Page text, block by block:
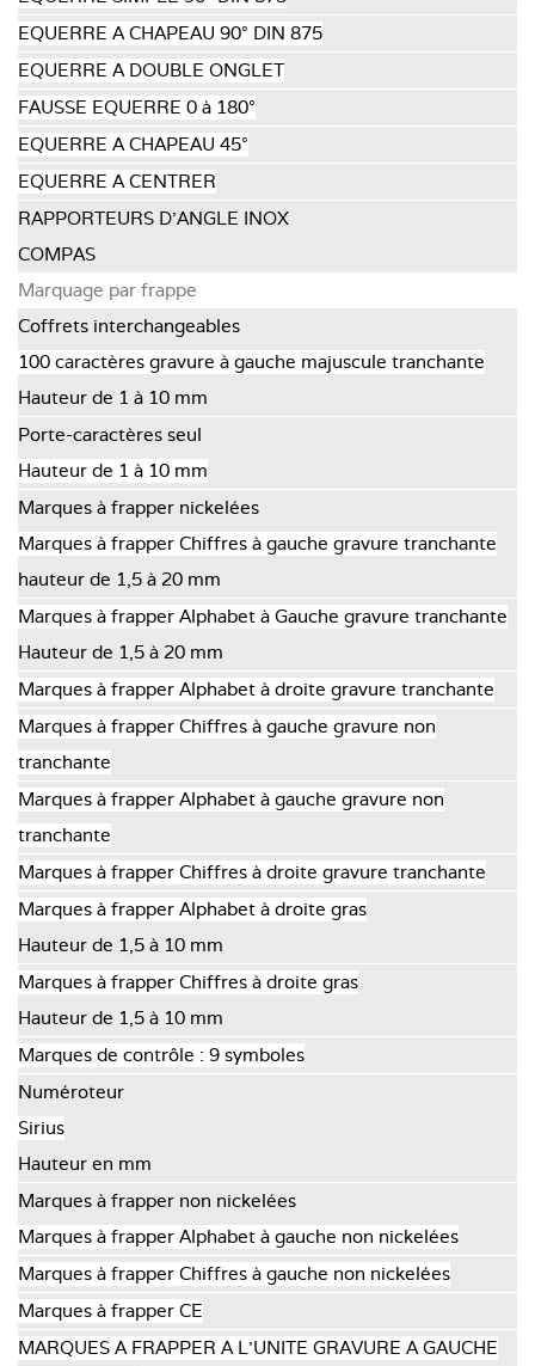
EQUERRE A CHAPEAU 90° DIN 875
EQUERRE A DOUBLE ONGLET
FAUSSE EQUERRE 0 à 180°
EQUERRE A CHAPEAU 45°
EQUERRE A CENTRER
RAPPORTEURS D'ANGLE INOX
COMPAS
Marquage par frappe
Coffrets interchangeables
100 caractères gravure à gauche majuscule tranchante
Hauteur de 1 à 10 mm
Porte-caractères seul
Hauteur de 1 à 10 mm
Marques à frapper nickelées
Marques à frapper Chiffres à gauche gravure tranchante
hauteur de 1,5 à 20 mm
Marques à frapper Alphabet à Gauche gravure tranchante
Hauteur de 1,5 à 20 mm
Marques à frapper Alphabet à droite gravure tranchante
Marques à frapper Chiffres à gauche gravure non
tranchante
Marques à frapper Alphabet à gauche gravure non
tranchante
Marques à frapper Chiffres à droite gravure tranchante
Marques à frapper Alphabet à droite gras
Hauteur de 1,5 à 10 mm
Marques à frapper Chiffres à droite gras
Hauteur de 1,5 à 10 mm
Marques de contrôle : 9 symboles
Numéroteur
Sirius
Hauteur en mm
Marques à frapper non nickelées
Marques à frapper Alphabet à gauche non nickelées
Marques à frapper Chiffres à gauche non nickelées
Marques à frapper CE
MARQUES A FRAPPER A L'UNITE GRAVURE A GAUCHE